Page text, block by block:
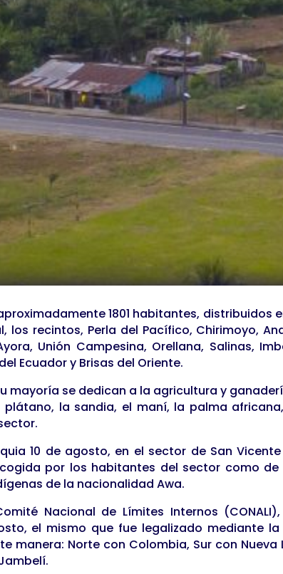
como los lideres que
y que al final, en el
realidad, por el apoyo y
autoridades de aquel
10 de Agosto fue
oficial No. 252 el 27 de
de ordenanza creada por
del cantón
después de que se
del Censo de Población y
1801 habitantes, distribuidos
los recintos, Perla del Pacífico, Chirimoyo,
Unión Campesina, Orellana, Salinas,
Ecuador y Brisas del Oriente.
mayoría se dedican a la agricultura y
plátano, la sandia, el maní, la palma
10 de agosto, en el sector de San
por los habitantes del sector como de
de la nacionalidad Awa.
Nacional de Límites Internos
el mismo que fue legalizado mediante
manera: Norte con Colombia, Sur con Nueva